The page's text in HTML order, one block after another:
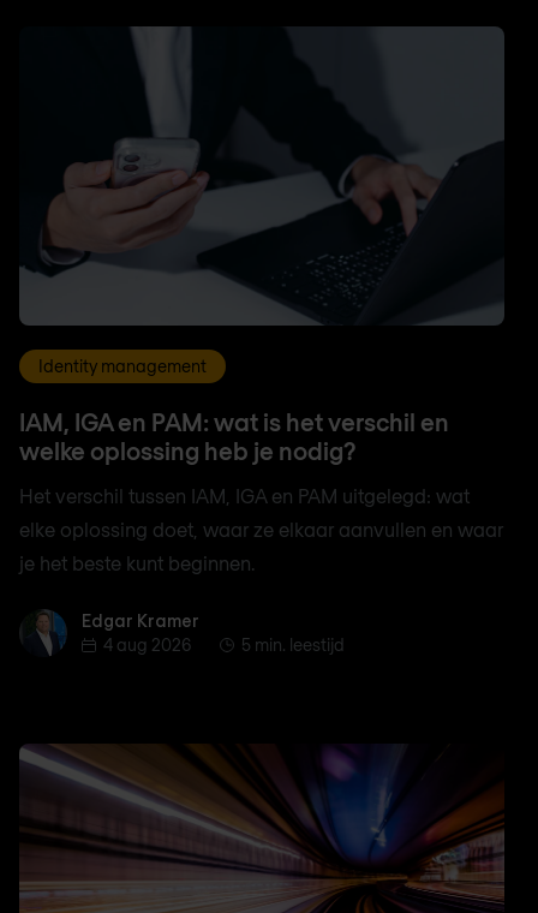
Identity management
IAM, IGA en PAM: wat is het verschil en
welke oplossing heb je nodig?
Het verschil tussen IAM, IGA en PAM uitgelegd: wat
elke oplossing doet, waar ze elkaar aanvullen en waar
je het beste kunt beginnen.
Edgar KramerEdgar Kramer
4 aug 2026
5 min. leestijd